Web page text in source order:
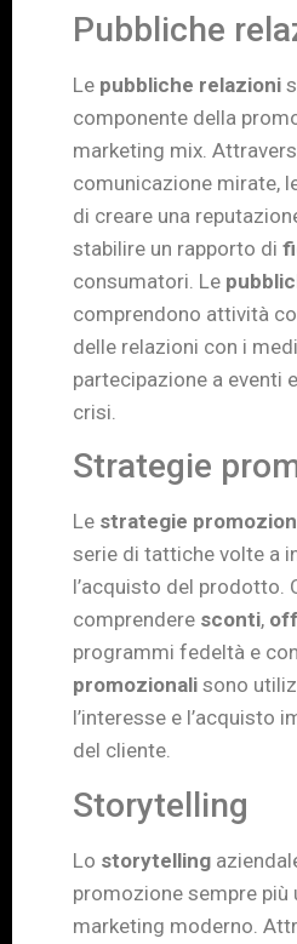
Pubbliche
Le pubbliche relazioni
componente della
marketing mix.
comunicazione mirate,
di creare una
stabilire un rapporto di
consumatori. Le
comprendono attività
delle relazioni con i
partecipazione a eventi
crisi.
Strategie
Le strategie
serie di tattiche volte a
l’acquisto del prodotto.
comprendere sconti,
programmi fedeltà e
promozionali sono
l’interesse e l’acquisto
del cliente.
Storytelling
Lo storytelling
promozione sempre più
marketing moderno.